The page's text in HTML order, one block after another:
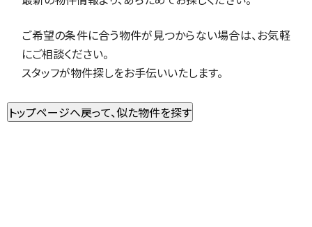
ご希望の条件に合う物件が見つからない場合は、お気軽
にご相談ください。
スタッフが物件探しをお手伝いいたします。